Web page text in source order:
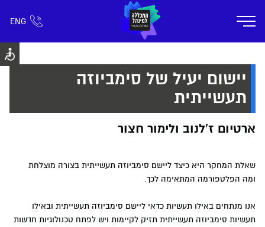
ENG
חפש כל דבר רישום ומידע אזור אישי
אודות תוכניות הלימוד קמפוס דימונה חיי
יישום יעיל של סימביוזה
תעשייתית
ארטיום ז'לנוב ולימור חצור
שאלת המחקר היא כיצד ליישם סימביוזה תעשייתית בצורה מוצלחת
ומה הפלטפורמה המתאימה לכך.
אנו מנתחים באילו תעשיות כדאי ליישם סימביוזה תעשייתית ובאילו
תעשיות סימביוזה תעשייתית תזיק לקיימות ויש לפתח טכנולוגיות חדשות